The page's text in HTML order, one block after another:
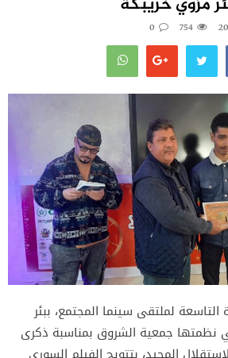
754
0
لملتقى سينما المجتمع، ببئر
نظمتها جمعية الشروق بمناسبة ذكرى